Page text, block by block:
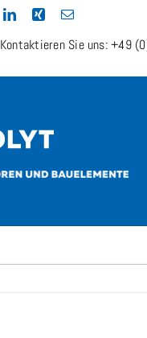
Kontaktieren Sie uns: +49